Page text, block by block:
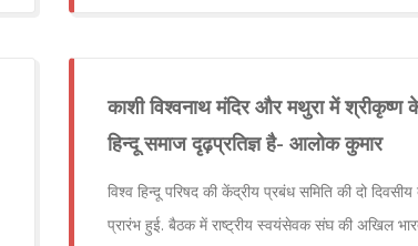
काशी विश्वनाथ मंदिर और मथुरा में श्रीकृष्ण
हिन्दू समाज दृढ़प्रतिज्ञ है- आलोक कुमार
विश्व हिन्दू परिषद की केंद्रीय प्रबंध समिति की दो
प्रारंभ हुई. बैठक में राष्ट्रीय स्वयंसेवक संघ की अखिल